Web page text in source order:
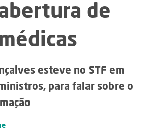
de
esteve no STF em
para falar sobre o